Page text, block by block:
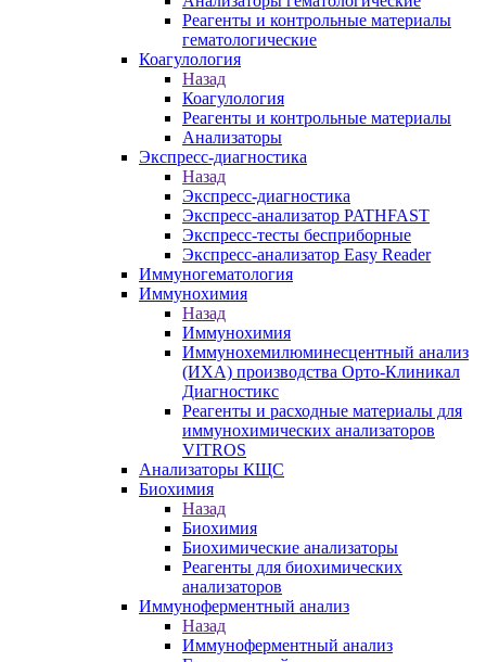
Реагенты и контрольные материалы
гематологические
Коагулология
Назад
Коагулология
Реагенты и контрольные материалы
Анализаторы
Экспресс-диагностика
Назад
Экспресс-диагностика
Экспресс-анализатор PATHFAST
Экспресс-тесты бесприборные
Экспресс-анализатор Easy Reader
Иммуногематология
Иммунохимия
Назад
Иммунохимия
Иммунохемилюминесцентный анализ
(ИХА) производства Орто-Клиникал
Диагностикс
Реагенты и расходные материалы для
иммунохимических анализаторов
VITROS
Анализаторы КЩС
Биохимия
Назад
Биохимия
Биохимические анализаторы
Реагенты для биохимических
анализаторов
Иммуноферментный анализ
Назад
Иммуноферментный анализ